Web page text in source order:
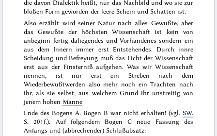
die davon Dialektik heißt, nur das Nachbild und wo sie zur
bloßen Form geworden der leere Schein und Schatten ist.
Also erzählt wird seiner Natur nach alles Gewußte, aber
das Gewußte der höchsten Wissenschaft ist kein von
anbeginn fertig daliegendes und Vorhandenes sondern ein
aus dem Innern immer erst Entstehendes. Durch innre
Scheidung und Befreyung muß das Licht der Wissenschaft
erst aus der Finsterniß aufgehen. Was wir Wissenschaft
nennen, ist nur erst ein Streben nach dem
Wiederbewußtwerden also mehr noch ein Trachten nach
ihr, als sie selbst; aus welchem Grund ihr unstreitig von
jenem hohen Manne
Ende des Bogens A. Bogen B war nicht erhalten! (vgl. SW.
S. 201f.). Auf folgendem Bogen C neue Fassung des
Anfangs und (abbrechender) Schlußabsatz: